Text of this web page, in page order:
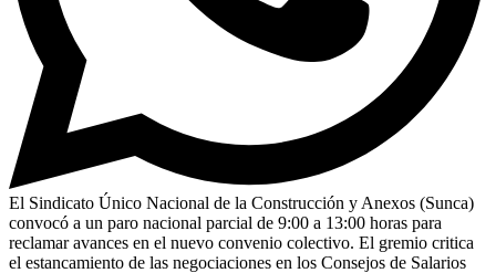
El Sindicato Único Nacional de la Construcción y Anexos (Sunca)
convocó a un paro nacional parcial de 9:00 a 13:00 horas para
reclamar avances en el nuevo convenio colectivo. El gremio critica
el estancamiento de las negociaciones en los Consejos de Salarios